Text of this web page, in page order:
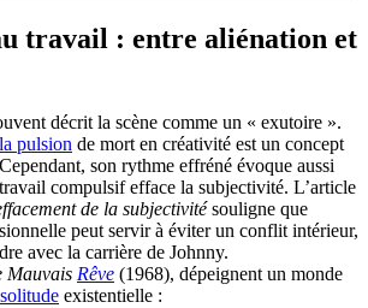
travail : entre aliénation et
décrit la scène comme un « exutoire ».
la pulsion de mort en créativité est un concept
son rythme effréné évoque aussi
compulsif efface la subjectivité. L’article
de la subjectivitésouligne que
peut servir à éviter un conflit intérieur,
avec la carrière de Johnny.
Mauvais Rêve (1968), dépeignent un monde
solitude existentielle :